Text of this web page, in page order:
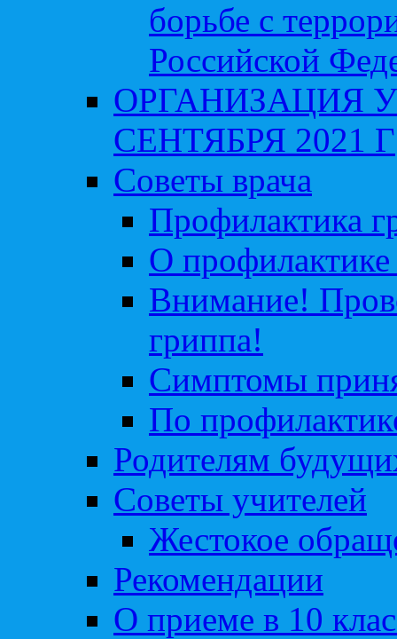
борьбе с
Российской
ОРГАНИЗАЦИЯ
СЕНТЯБРЯ 2021 Г
Советы врача
Профилактика
О профилактике
Внимание!
гриппа!
Симптомы
По
Родителям
Советы учителей
Жестокое
Рекомендации
О приеме в 10